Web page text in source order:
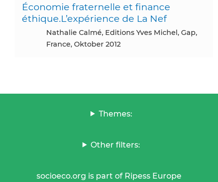
Économie fraternelle et finance
éthique.L’expérience de La Nef
Nathalie Calmé, Editions Yves Michel, Gap,
France, Oktober 2012
Themes:
Other filters:
socioeco.org is part of Ripess Europe